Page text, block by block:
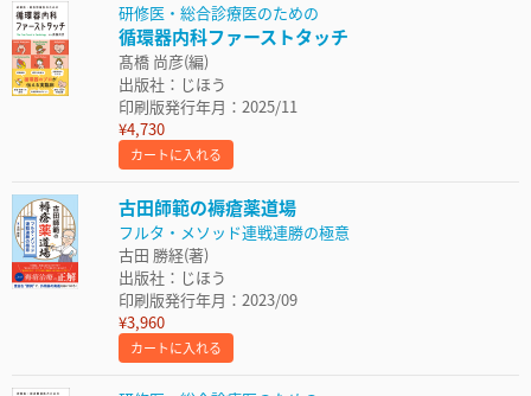
研修医・総合診療医のための
循環器内科ファーストタッチ
髙橋 尚彦(編)
出版社：じほう
印刷版発行年月：2025/11
¥4,730
カートに入れる
古田師範の褥瘡薬道場
フルタ・メソッド連戦連勝の極意
古田 勝経(著)
出版社：じほう
印刷版発行年月：2023/09
¥3,960
カートに入れる